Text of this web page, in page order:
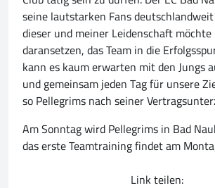
seine lautstarken Fans
dieser und meiner Leidenschaft
daransetzen, das Team in die
kann es kaum erwarten mit den Jungs
und gemeinsam jeden Tag für unsere
so Pellegrims nach seiner
Am Sonntag wird Pellegrims in Bad
das erste Teamtraining findet am
Link teilen: